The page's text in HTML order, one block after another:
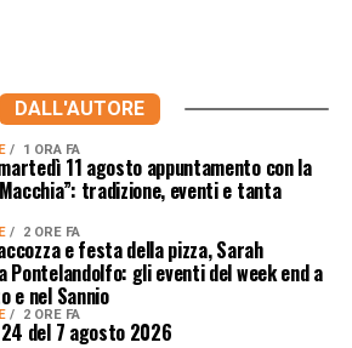
DALL'AUTORE
1 ORA FA
11 agosto appuntamento con la
tradizione, eventi e tanta
2 ORE FA
e festa della pizza, Sarah
Pontelandolfo: gli eventi del week end a
e nel Sannio
2 ORE FA
del 7 agosto 2026